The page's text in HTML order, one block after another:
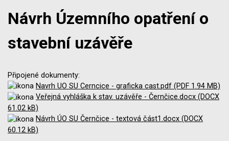
Návrh Územního opatření o
stavební uzávěře
Připojené dokumenty:
Navrh UO SU Cerncice - graficka cast.pdf (PDF 1.94 MB)
Veřejná vyhláška k stav. uzávěře - Černčice.docx (DOCX
61.02 kB)
Návrh ÚO SU Černčice - textová část1.docx (DOCX
60.12 kB)